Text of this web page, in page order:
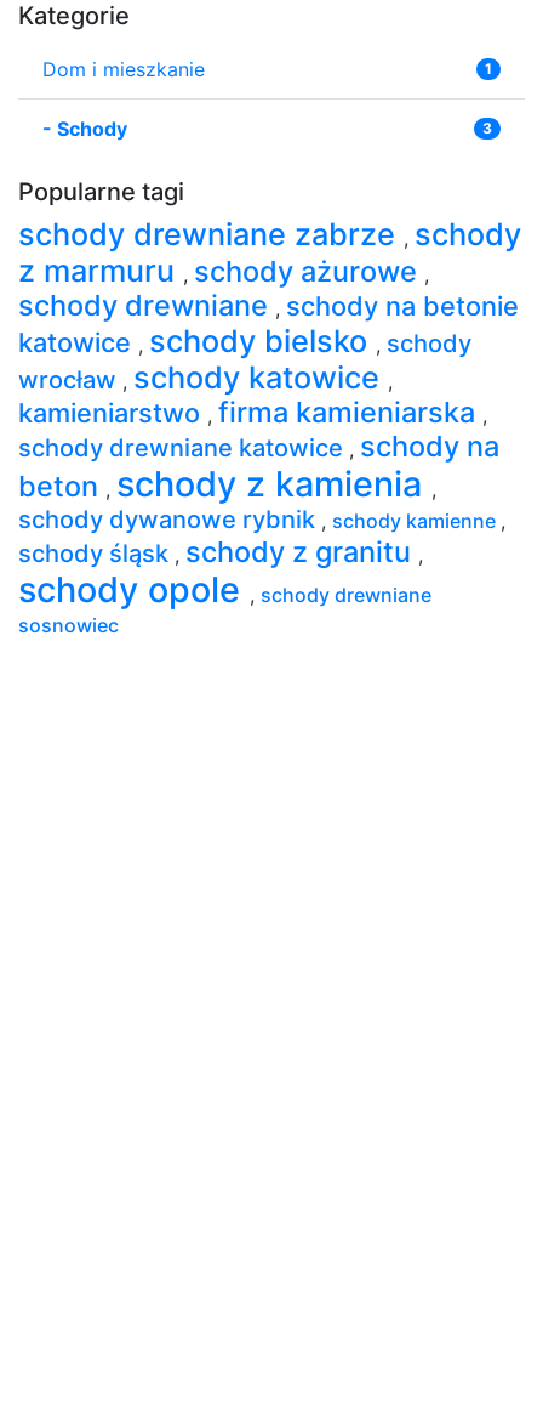
Kategorie
Dom i mieszkanie 1
- Schody 3
Popularne tagi
schody drewniane zabrze , schody
z marmuru , schody ażurowe ,
schody drewniane , schody na betonie
katowice , schody bielsko , schody
wrocław , schody katowice ,
kamieniarstwo , firma kamieniarska ,
schody drewniane katowice , schody na
beton , schody z kamienia ,
schody dywanowe rybnik , schody kamienne ,
schody śląsk , schody z granitu ,
schody opole , schody drewniane
sosnowiec